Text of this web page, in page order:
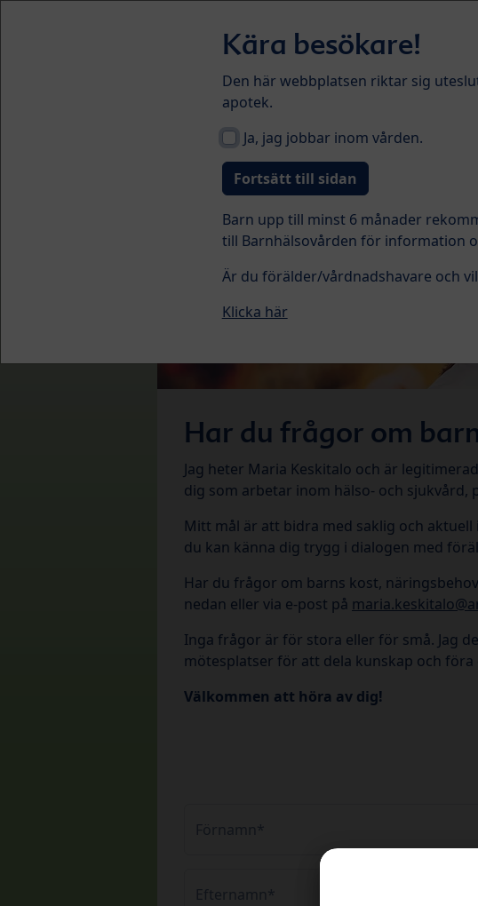
Har du frågor om
Jag heter Maria Keskitalo och är
dig som arbetar inom hälso- och sjukvård,
Mitt mål är att bidra med saklig och
du kan känna dig trygg i dialogen med
Har du frågor om barns kost,
nedan eller via e-post på
Inga frågor är för stora eller för små. Jag
mötesplatser för att dela kunskap och
Välkommen att höra av dig!
Förnamn*
Efternamn*
Kära besökare!
Den här webbplatsen riktar sig
apotek.
Ja, jag jobbar inom vården.
Barn upp till minst 6 månader
till Barnhälsovården för information
Är du förälder/vårdnadshavare och
Klicka här